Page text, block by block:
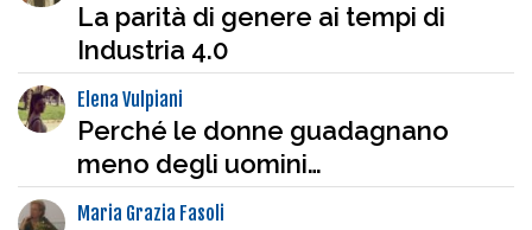
La parità di genere ai tempi di
Industria 4.0
Elena Vulpiani
Perché le donne guadagnano
meno degli uomini…
Maria Grazia Fasoli